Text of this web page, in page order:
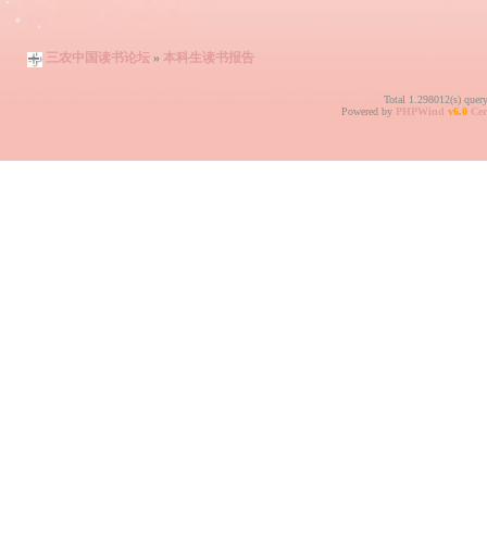
三农中国读书论坛 » 本科生读书报告
Total 1.298012(s)
Powered by PHPWind v6.0